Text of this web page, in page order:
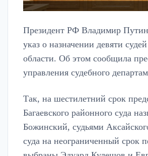
Президент РФ Владимир
указ о назначении девяти
области. Об этом сообщила
управления судебного
Так, на шестилетний срок
Багаевского районного суда
Божинский, судьями
суда на неограниченный срок